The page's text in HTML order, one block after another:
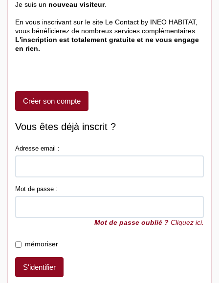
Je suis un nouveau visiteur.
En vous inscrivant sur le site Le Contact by INEO HABITAT,
vous bénéficierez de nombreux services complémentaires.
L'inscription est totalement gratuite et ne vous engage
en rien.
Créer son compte
Vous êtes déjà inscrit ?
Adresse email :
Mot de passe :
Mot de passe oublié ? Cliquez ici.
mémoriser
S'identifier